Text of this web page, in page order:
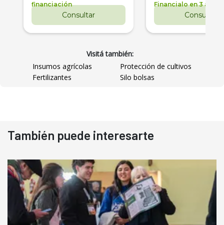
financiación
Consultar
Financialo en 3 años
Consultar
Visitá también:
Insumos agrícolas
Protección de cultivos
Fertilizantes
Silo bolsas
También puede interesarte